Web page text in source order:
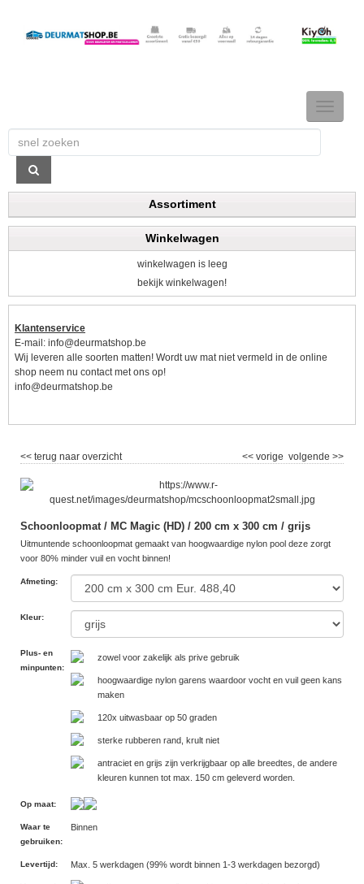
TOGGLE
Assortiment
Winkelwagen
winkelwagen is leeg
bekijk winkelwagen!
Klantenservice
E-mail: info@deurmatshop.be
Wij leveren alle soorten matten! Wordt uw mat niet vermeld in de online
shop neem nu contact met ons op!
info@deurmatshop.be
<< terug naar overzicht volgende >>
<< vorige
Schoonloopmat / MC Magic (HD) / 200 cm x 300 cm / grijs
Uitmuntende schoonloopmat gemaakt van hoogwaardige nylon pool deze zorgt
voor 80% minder vuil en vocht binnen!
Afmeting:
Kleur:
Plus- en
minpunten:
zowel voor zakelijk als prive gebruik
hoogwaardige nylon garens waardoor vocht en vuil geen kans
maken
120x uitwasbaar op 50 graden
sterke rubberen rand, krult niet
antraciet en grijs zijn verkrijgbaar op alle breedtes, de andere
kleuren kunnen tot max. 150 cm geleverd worden.
Op maat:
Waar te
gebruiken:
Binnen
Levertijd : Max. 5 werkdagen (99% wordt binnen 1-3 werkdagen bezorgd)